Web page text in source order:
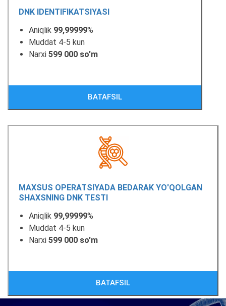
DNK IDENTIFIKATSIYASI
Aniqlik 99,99999%
Muddat 4-5 kun
Narxi 599 000 so'm
BATAFSIL
MAXSUS OPERATSIYADA BEDARAK YO'QOLGAN
SHAXSNING DNK TESTI
Aniqlik 99,99999%
Muddat 4-5 kun
Narxi 599 000 so'm
BATAFSIL